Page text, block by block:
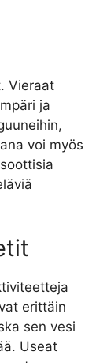
Vieraat
ja
voi myös
erittäin
sen vesi
Useat